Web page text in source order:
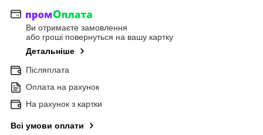
Ви отримаєте замовлення
або гроші повернуться на вашу картку
Детальніше
Післяплата
Оплата на рахунок
На рахунок з картки
Всі умови оплати